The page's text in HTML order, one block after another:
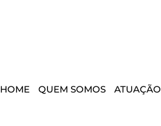
HOME QUEM SOMOS ATUAÇÃO